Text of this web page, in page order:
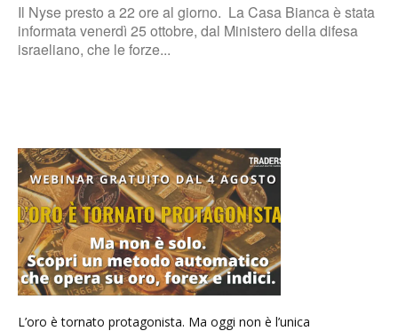
Il Nyse presto a 22 ore al giorno. La Casa Bianca è stata
informata venerdì 25 ottobre, dal Ministero della difesa
israeliano, che le forze...
L’oro è tornato protagonista. Ma oggi non è l’unica